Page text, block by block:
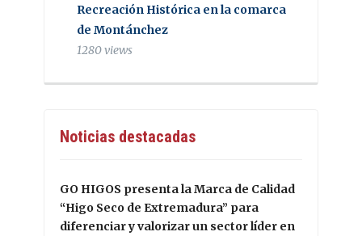
Recreación Histórica en la comarca
de Montánchez
1280 views
Noticias destacadas
GO HIGOS presenta la Marca de Calidad
“Higo Seco de Extremadura” para
diferenciar y valorizar un sector líder en